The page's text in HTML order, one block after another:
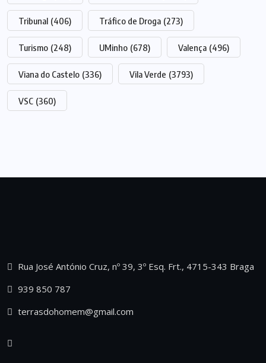
Tribunal (406) Tráfico de Droga (273)
Turismo (248) UMinho (678) Valença (496)
Viana do Castelo (336) Vila Verde (3793)
VSC (360)
Rua José António Cruz, nº 39, 3º Esq. Frt., 4715-343 Braga
939 850 787
terrasdohomem@gmail.com